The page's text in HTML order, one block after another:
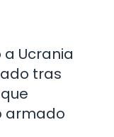
Ucrania
tras
armado